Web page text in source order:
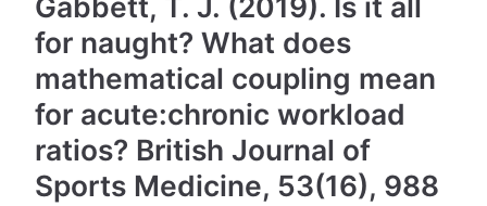
for naught? What does
mathematical coupling mean
for acute:chronic workload
ratios? British Journal of
Sports Medicine, 53(16), 988